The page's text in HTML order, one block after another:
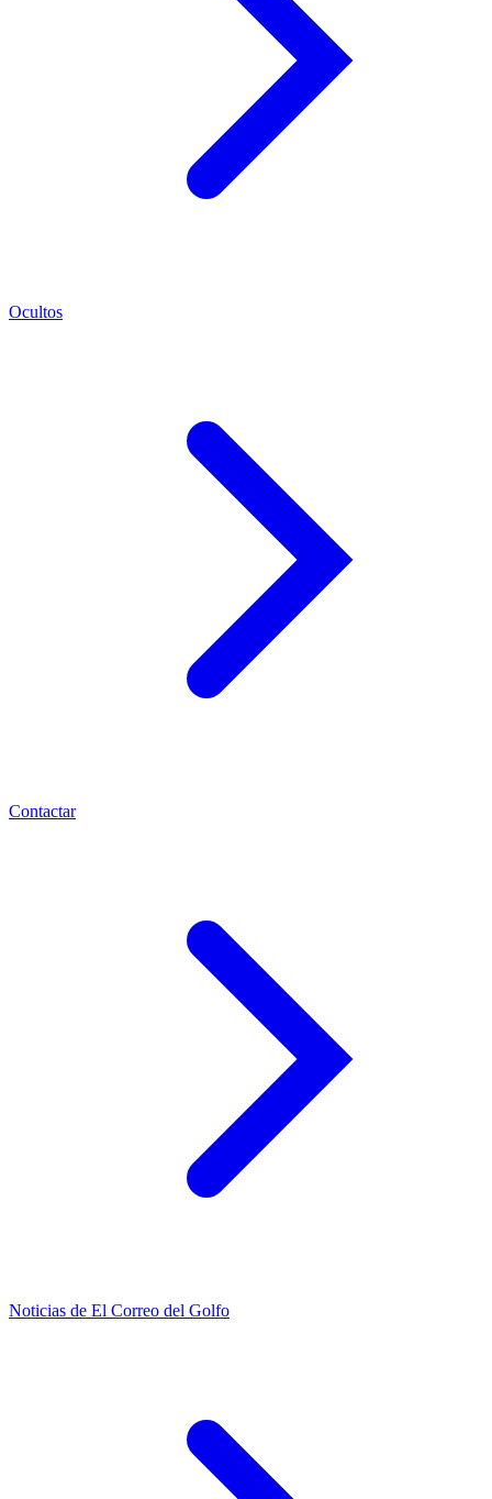
Ocultos
Contactar
Noticias de El Correo del Golfo